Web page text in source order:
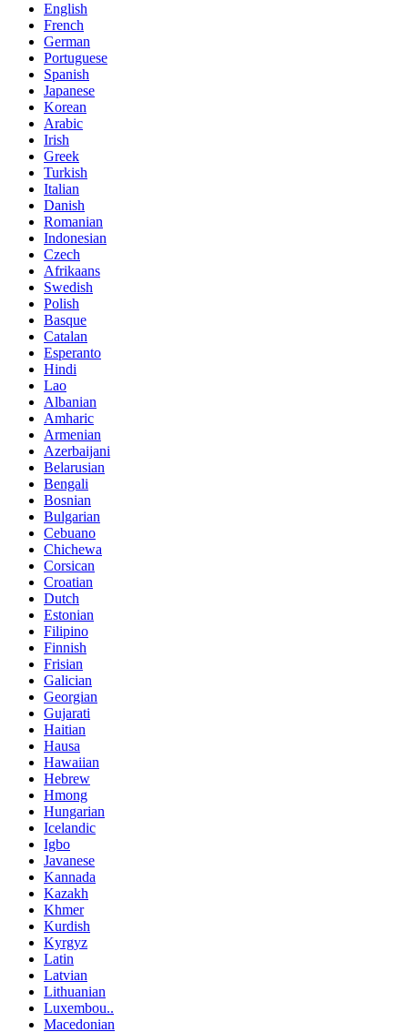
English
French
German
Portuguese
Spanish
Japanese
Korean
Arabic
Irish
Greek
Turkish
Italian
Danish
Romanian
Indonesian
Czech
Afrikaans
Swedish
Polish
Basque
Catalan
Esperanto
Hindi
Lao
Albanian
Amharic
Armenian
Azerbaijani
Belarusian
Bengali
Bosnian
Bulgarian
Cebuano
Chichewa
Corsican
Croatian
Dutch
Estonian
Filipino
Finnish
Frisian
Galician
Georgian
Gujarati
Haitian
Hausa
Hawaiian
Hebrew
Hmong
Hungarian
Icelandic
Igbo
Javanese
Kannada
Kazakh
Khmer
Kurdish
Kyrgyz
Latin
Latvian
Lithuanian
Luxembou..
Macedonian